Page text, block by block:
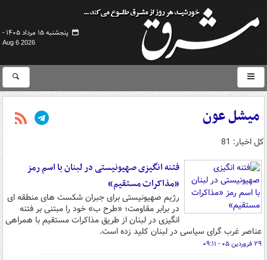
پنجشنبه ۱۵ مرداد ۱۴۰۵ -
Aug 6 2026
میشل عون
کل اخبار: 81
فتنه انگیزی صهیونیستی در لبنان با اسم رمز
«مذاکرات مستقیم»
رژیم صهیونیستی برای جبران شکست های منطقه ای
در برابر مقاومت؛ «طرح ب» خود را مبتنی بر فتنه
انگیزی در لبنان از طریق مذاکرات مستقیم با همراهی
عناصر غرب گرای سیاسی در لبنان کلید زده است.
۲۹ فروردین ۰۵ - ۰۹:۱۱